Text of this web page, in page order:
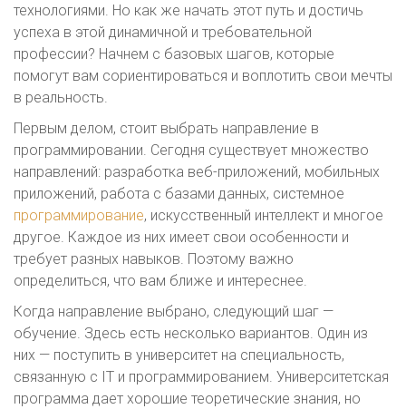
технологиями. Но как же начать этот путь и достичь
успеха в этой динамичной и требовательной
профессии? Начнем с базовых шагов, которые
помогут вам сориентироваться и воплотить свои мечты
в реальность.
Первым делом, стоит выбрать направление в
программировании. Сегодня существует множество
направлений: разработка веб-приложений, мобильных
приложений, работа с базами данных, системное
программирование, искусственный интеллект и многое
другое. Каждое из них имеет свои особенности и
требует разных навыков. Поэтому важно
определиться, что вам ближе и интереснее.
Когда направление выбрано, следующий шаг —
обучение. Здесь есть несколько вариантов. Один из
них — поступить в университет на специальность,
связанную с IT и программированием. Университетская
программа дает хорошие теоретические знания, но